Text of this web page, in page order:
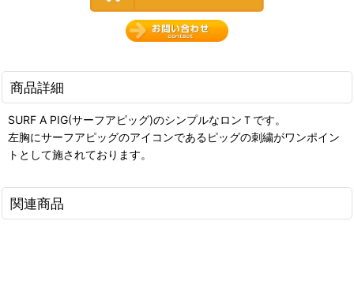
商品詳細
SURF A PIG(サーフアピッグ)のシンプルなロンＴです。
左胸にサーフアピッグのアイコンであるピッグの刺繍がワンポイン
トとして施されております。
関連商品